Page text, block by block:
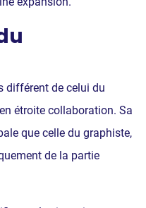
différent de celui du
étroite collaboration. Sa
que celle du graphiste,
de la partie